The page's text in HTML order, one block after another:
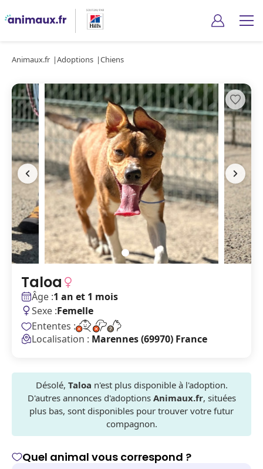
Animaux.fr Adoptions Chiens
Taloa
Âge :1 an et 1 mois
Sexe :Femelle
Ententes :
Localisation : Marennes (69970) France
Désolé, Taloa n'est plus disponible à l'adoption.
D'autres annonces d'adoptions Animaux.fr, situées
plus bas, sont disponibles pour trouver votre futur
compagnon.
Quel animal vous correspond ?